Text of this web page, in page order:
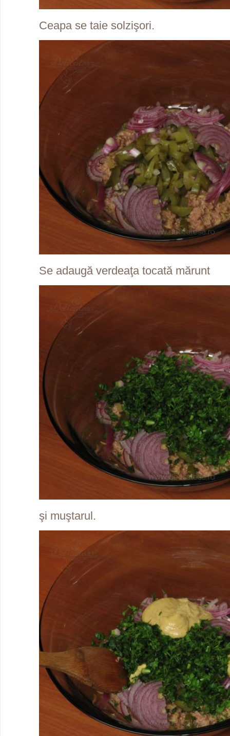
Ceapa se taie solzişori.
Se adaugă verdeaţa tocată mărunt
şi muştarul.